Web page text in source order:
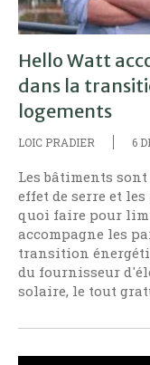
Hello Watt
dans la
logements
LOIC PRADIER 6
Les bâtiments sont
effet de serre et
quoi faire pour
accompagne les
transition
du fournisseur
solaire, le tout